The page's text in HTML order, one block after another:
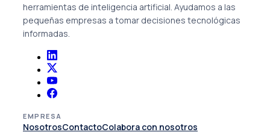
herramientas de inteligencia artificial. Ayudamos a las
pequeñas empresas a tomar decisiones tecnológicas
informadas.
EMPRESA
NosotrosContactoColabora con nosotros